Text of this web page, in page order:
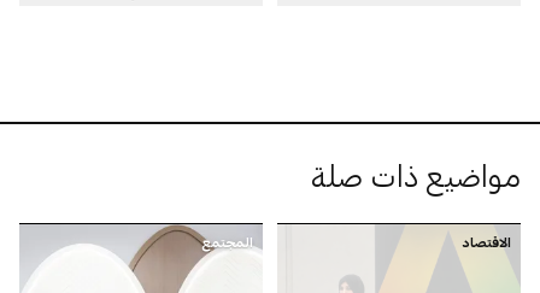
مواضيع ذات صلة
الاقتصاد المجتمع